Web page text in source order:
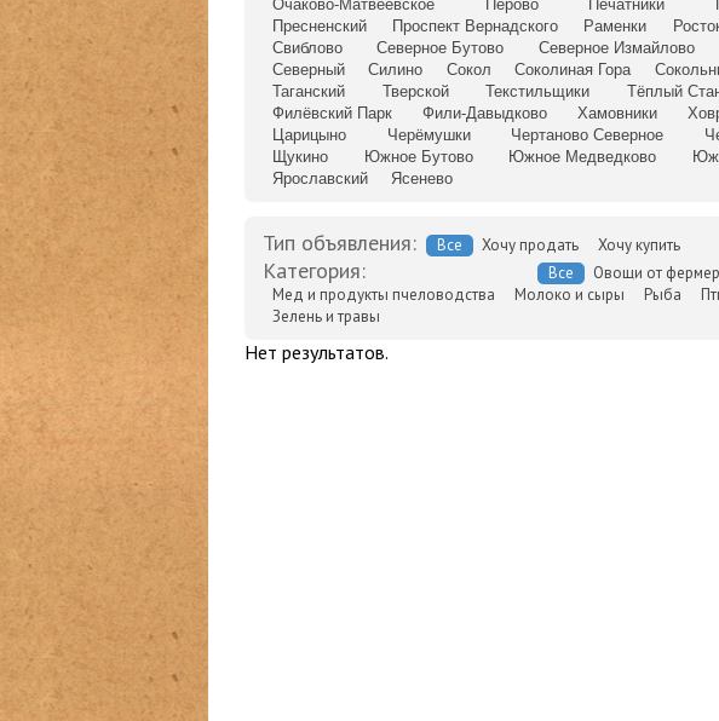
Очаково-Матвеевское
Перово Печатники
Пресненский
Проспект Вернадского Раменки
Свиблово
Северное Бутово Северное Измайлово
Северный
Силино Сокол Соколиная Гора
Таганский
Тверской Текстильщики Тёплый
Филёвский Парк
Фили-Давыдково Хамовники
Царицыно
Черёмушки Чертаново Северное
Щукино
Южное Бутово Южное Медведково
Ярославский
Ясенево
Тип объявления: Все Хочу продать Хочу купить
Категория: Все Овощи от
Мед и продукты пчеловодства
Молоко и сыры Рыба
Зелень и травы
Нет результатов.